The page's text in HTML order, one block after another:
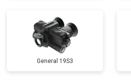
General 19S3